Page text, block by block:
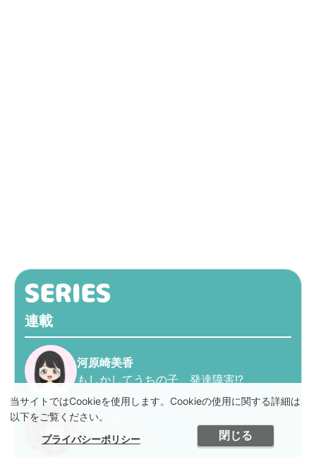
当サイトではCookieを使用します。Cookieの使用に関する詳細は
以下をご覧ください。
プライバシーポリシー
閉じる
連載
河原崎美香
もしかしてうちの子、発達障害!?
大井ミサコ
ゆる英語子育て